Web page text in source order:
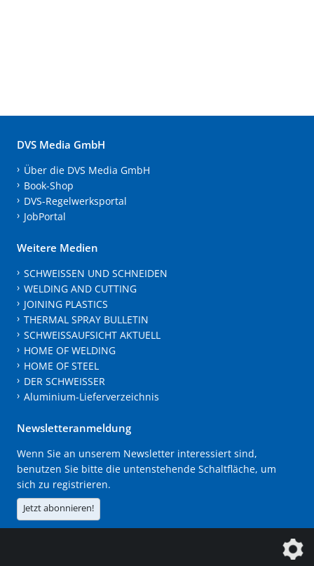
DVS Media GmbH
Über die DVS Media GmbH
Book-Shop
DVS-Regelwerksportal
JobPortal
Weitere Medien
SCHWEISSEN UND SCHNEIDEN
WELDING AND CUTTING
JOINING PLASTICS
THERMAL SPRAY BULLETIN
SCHWEISSAUFSICHT AKTUELL
HOME OF WELDING
HOME OF STEEL
DER SCHWEISSER
Aluminium-Lieferverzeichnis
Newsletteranmeldung
Wenn Sie an unserem Newsletter interessiert sind,
benutzen Sie bitte die untenstehende Schaltfläche, um
sich zu registrieren.
Jetzt abonnieren!